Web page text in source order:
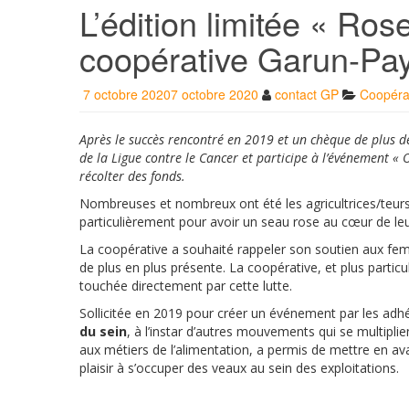
L’édition limitée «
coopérative Garun-
7 octobre 20207 octobre 2020 contact GP
Après le succès rencontré en 2019 et un chèque de plus
de la Ligue contre le Cancer et participe à l’événement
récolter des fonds.
Nombreuses et nombreux ont été les agricultrices/
particulièrement pour avoir un seau rose au cœur de
La coopérative a souhaité rappeler son soutien aux
de plus en plus présente. La coopérative, et plus
touchée directement par cette lutte.
Sollicitée en 2019 pour créer un événement par les
du sein, à l’instar d’autres mouvements qui se
aux métiers de l’alimentation, a permis de mettre en
plaisir à s’occuper des veaux au sein des exploitations.